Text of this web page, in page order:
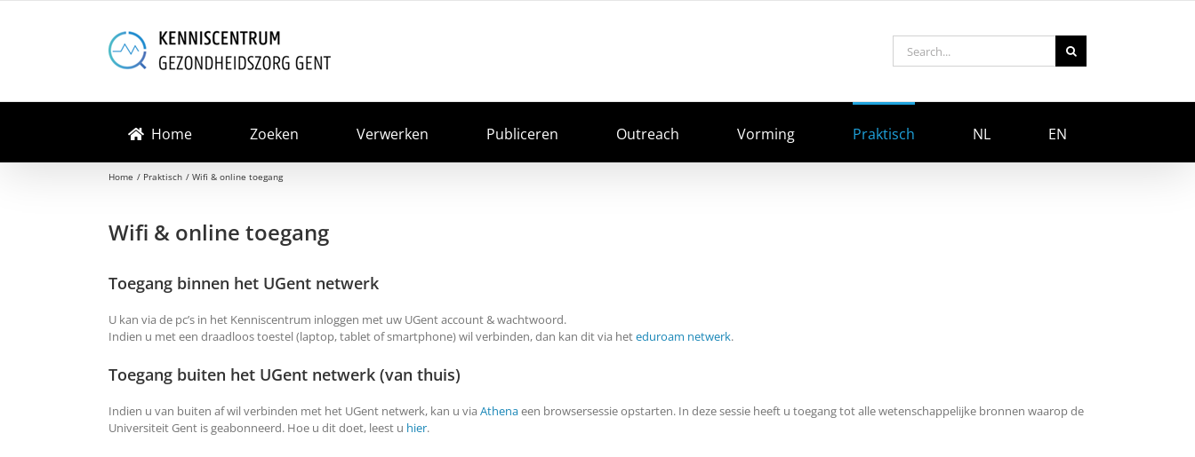
for:
Home Zoeken Verwerken Publiceren Outreach Vorming Praktisch NL EN
Home Praktisch Wifi & online toegang
Wifi & online toegang
Toegang binnen het UGent netwerk
U kan via de pc’s in het Kenniscentrum inloggen met uw UGent account & wachtwoord.
Indien u met een draadloos toestel (laptop, tablet of smartphone) wil verbinden, dan kan dit via heteduroam netwerk.
Toegang buiten het UGent netwerk (van thuis)
Indien u van buiten af wil verbinden met het UGent netwerk, kan u via Athenaeen browsersessie opstarten. In deze sessie heeft u toegang tot alle wetenschappelijke bronnen waarop de
Universiteit Gent is geabonneerd. Hoe u dit doet, leest u hier.